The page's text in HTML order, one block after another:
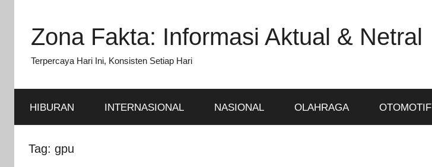
content
Zona Fakta: Informasi Aktual & Netral
Terpercaya Hari Ini, Konsisten Setiap Hari
HIBURAN INTERNASIONAL NASIONAL OLAHRAGA OTOMOTIF
Tag: gpu